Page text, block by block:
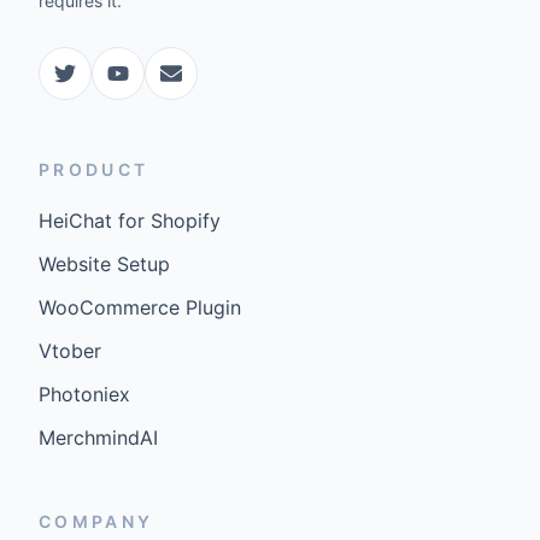
PRODUCT
HeiChat for Shopify
Website Setup
WooCommerce Plugin
Vtober
Photoniex
MerchmindAI
COMPANY